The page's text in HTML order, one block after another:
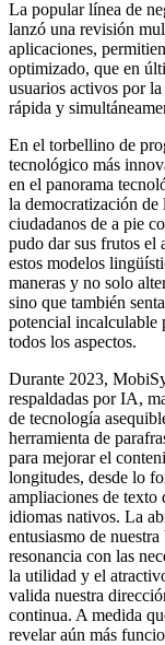
La popular línea de
lanzó una revisión
aplicaciones,
optimizado, que en
usuarios activos por
rápida y
En el torbellino de
tecnológico más
en el panorama
la democratización
ciudadanos de a pie
pudo dar sus frutos el
estos modelos
maneras y no solo
sino que también
potencial incalculable
todos los aspectos.
Durante 2023,
respaldadas por IA,
de tecnología
herramienta de
para mejorar el
longitudes, desde lo
ampliaciones de texto
idiomas nativos. La
entusiasmo de
resonancia con las
la utilidad y el
valida nuestra
continua. A medida
revelar aún más